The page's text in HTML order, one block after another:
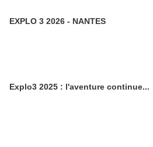
EXPLO 3 2026 - NANTES
Explo3 2025 : l'aventure continue...